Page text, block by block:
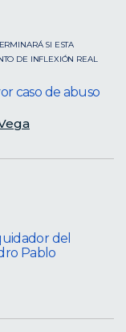
SI ESTA
DE INFLEXIÓN REAL
caso de abuso
del
Pablo